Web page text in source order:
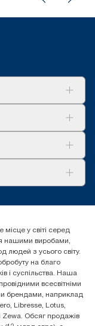
19,
у світі серед
нашими виробами,
людей з усього світу.
на благо
і суспільства. Наша
всесвітніми
брендами, наприклад
Libresse, Lotus,
Обсяг продажів